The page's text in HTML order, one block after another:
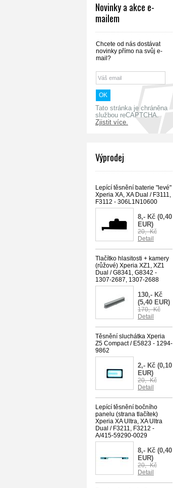
Novinky a akce e-
mailem
Chcete od nás dostávat
novinky přímo na svůj e-
mail?
Tato stránka je chráněna
službou reCAPTCHA.
Zjistit více.
Výprodej
Lepící těsnění baterie "levé"
Xperia XA, XA Dual / F3111,
F3112 - 306L1N10600
8,- Kč (0,40
EUR)
20,- Kč
Detail
Tlačítko hlasitosti + kamery
(růžové) Xperia XZ1, XZ1
Dual / G8341, G8342 -
1307-2687, 1307-2688
130,- Kč
(5,40 EUR)
170,- Kč
Detail
Těsnění sluchátka Xperia
Z5 Compact / E5823 - 1294-
9862
2,- Kč (0,10
EUR)
20,- Kč
Detail
Lepící těsnění bočního
panelu (strana tlačítek)
Xperia XA Ultra, XA Ultra
Dual / F3211, F3212 -
A/415-59290-0029
8,- Kč (0,40
EUR)
20,- Kč
Detail